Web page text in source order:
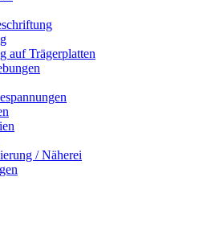
auf Trägerplatten
/ Näherei